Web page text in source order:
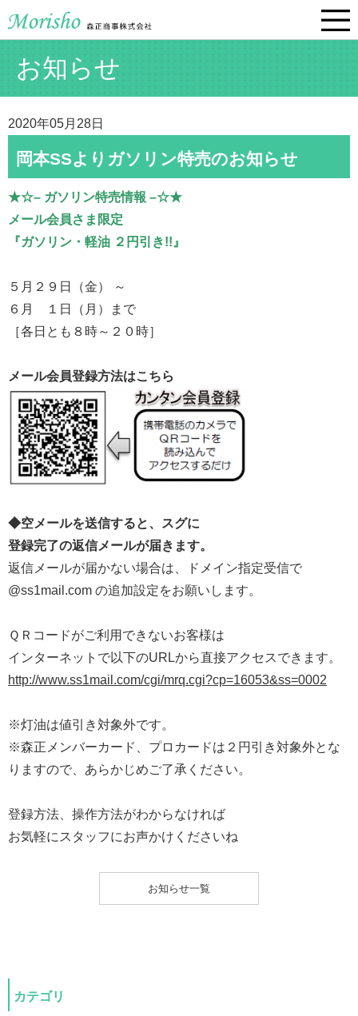
お知らせ
2020年05月28日
岡本SSよりガソリン特売のお知らせ
★☆– ガソリン特売情報 –☆★
メール会員さま限定
『ガソリン・軽油 ２円引き!!』
５月２９日（金） ～
６月 １日（月）まで
［各日とも８時～２０時］
メール会員登録方法はこちら
◆空メールを送信すると、スグに
登録完了の返信メールが届きます。
返信メールが届かない場合は、ドメイン指定受信で
@ss1mail.com の追加設定をお願いします。
ＱＲコードがご利用できないお客様は
インターネットで以下のURLから直接アクセスできます。
http://www.ss1mail.com/cgi/mrq.cgi?cp=16053&ss=0002
※灯油は値引き対象外です。
※森正メンバーカード、プロカードは２円引き対象外とな
りますので、あらかじめご了承ください。
登録方法、操作方法がわからなければ
お気軽にスタッフにお声かけくださいね
お知らせ一覧
カテゴリ